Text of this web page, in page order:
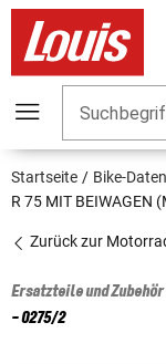
Startseite
Bike-
R 75 MIT BEIWAGEN
Zurück zur
Ersatzteile und
- 0275/2